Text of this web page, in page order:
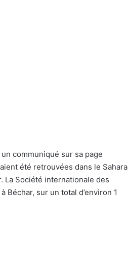
communiqué sur sa page
été retrouvées dans le Sahara
La Société internationale des
sur un total d’environ 1